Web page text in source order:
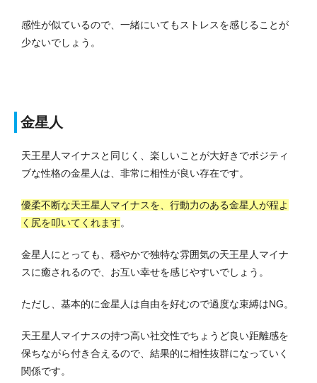
感性が似ているので、一緒にいてもストレスを感じることが
少ないでしょう。
金星人
天王星人マイナスと同じく、楽しいことが大好きでポジティ
ブな性格の金星人は、非常に相性が良い存在です。
優柔不断な天王星人マイナスを、行動力のある金星人が程よ
く尻を叩いてくれます。
金星人にとっても、穏やかで独特な雰囲気の天王星人マイナ
スに癒されるので、お互い幸せを感じやすいでしょう。
ただし、基本的に金星人は自由を好むので過度な束縛はNG。
天王星人マイナスの持つ高い社交性でちょうど良い距離感を
保ちながら付き合えるので、結果的に相性抜群になっていく
関係です。